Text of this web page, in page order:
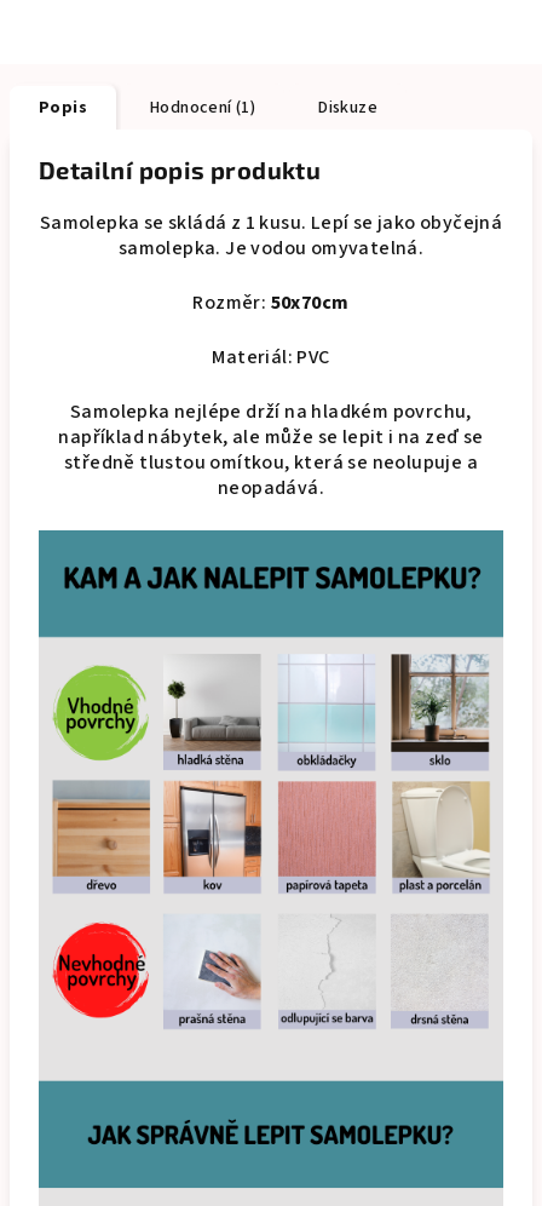
Popis Hodnocení (1) Diskuze
Detailní popis produktu
Samolepka se skládá z 1 kusu. Lepí se jako obyčejná
samolepka. Je vodou omyvatelná.
Rozměr: 50x70cm
Materiál: PVC
Samolepka nejlépe drží na hladkém povrchu,
například nábytek, ale může se lepit i na zeď se
středně tlustou omítkou, která se neolupuje a
neopadává.